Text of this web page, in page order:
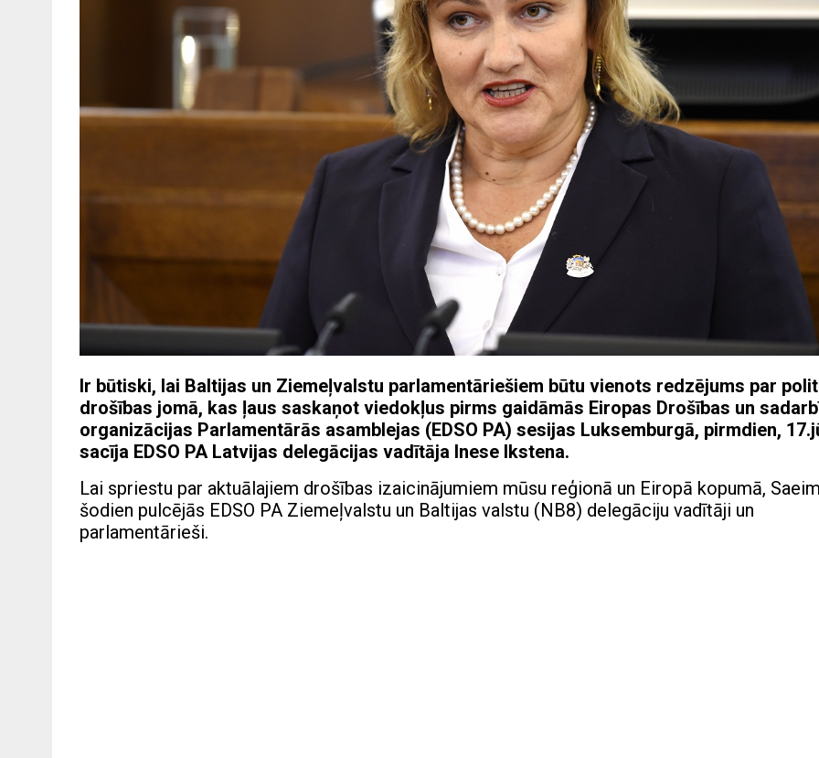
Ir būtiski, lai Baltijas un Ziemeļvalstu parlamentāriešiem būtu vienots redzējums par
drošības jomā, kas ļaus saskaņot viedokļus pirms gaidāmās Eiropas Drošības un
organizācijas Parlamentārās asamblejas (EDSO PA) sesijas Luksemburgā, pirmdien,
sacīja EDSO PA Latvijas delegācijas vadītāja Inese Ikstena.
Lai spriestu par aktuālajiem drošības izaicinājumiem mūsu reģionā un Eiropā kopumā,
šodien pulcējās EDSO PA Ziemeļvalstu un Baltijas valstu (NB8) delegāciju vadītāji un
parlamentārieši.